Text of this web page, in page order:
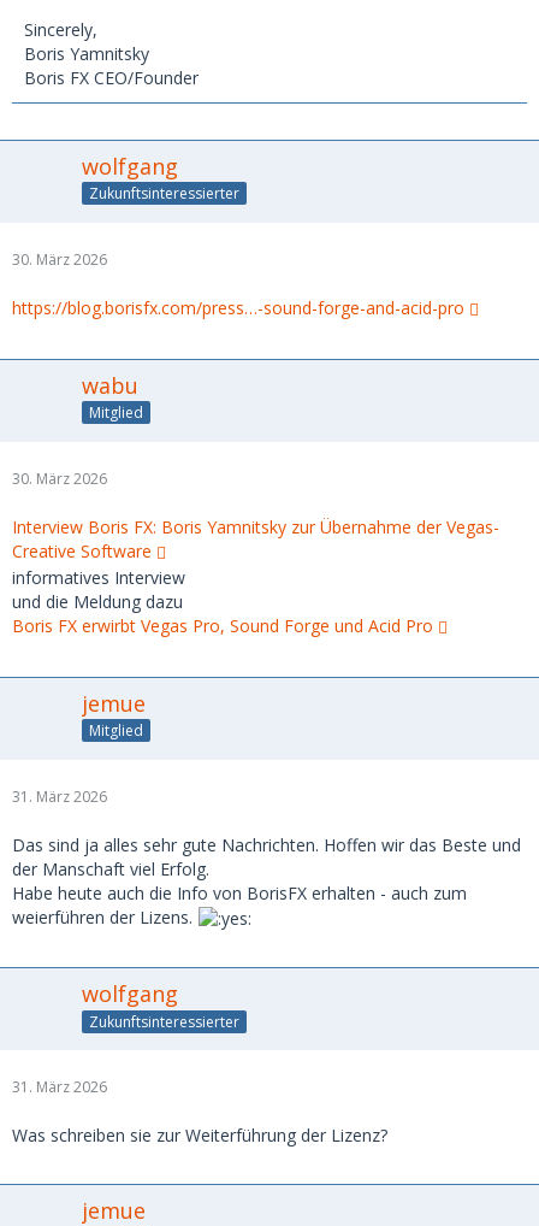
Sincerely,
Boris Yamnitsky
Boris FX CEO/Founder
wolfgang
Zukunftsinteressierter
30. März 2026
https://blog.borisfx.com/press…-sound-forge-and-acid-pro
wabu
Mitglied
30. März 2026
Interview Boris FX: Boris Yamnitsky zur Übernahme der Vegas-
Creative Software
informatives Interview
und die Meldung dazu
Boris FX erwirbt Vegas Pro, Sound Forge und Acid Pro
jemue
Mitglied
31. März 2026
Das sind ja alles sehr gute Nachrichten. Hoffen wir das Beste und
der Manschaft viel Erfolg.
Habe heute auch die Info von BorisFX erhalten - auch zum
weierführen der Lizens.
wolfgang
Zukunftsinteressierter
31. März 2026
Was schreiben sie zur Weiterführung der Lizenz?
jemue